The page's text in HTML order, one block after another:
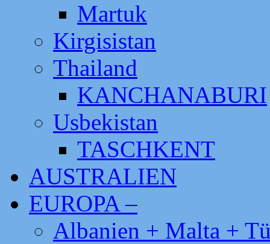
Martuk
Kirgisistan
Thailand
KANCHANABURI
Usbekistan
TASCHKENT
AUSTRALIEN
EUROPA –
Albanien + Malta +